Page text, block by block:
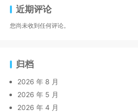
近期评论
您尚未收到任何评论。
归档
2026 年 8 月
2026 年 5 月
2026 年 4 月